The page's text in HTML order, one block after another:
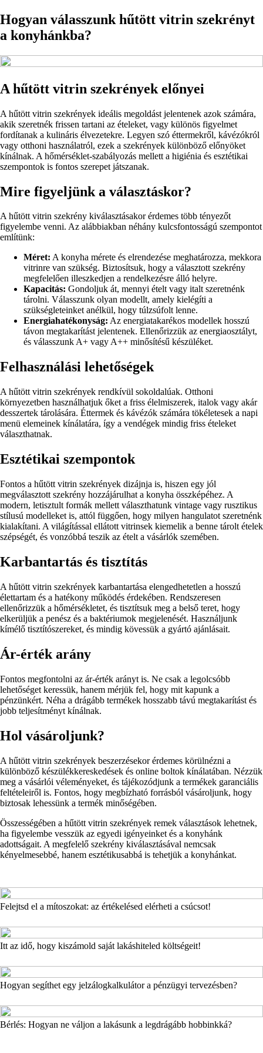
Hogyan válasszunk hűtött vitrin szekrényt
a konyhánkba?
A hűtött vitrin szekrények előnyei
A hűtött vitrin szekrények ideális megoldást jelentenek azok számára,
akik szeretnék frissen tartani az ételeket, vagy különös figyelmet
fordítanak a kulináris élvezetekre. Legyen szó éttermekről, kávézókról
vagy otthoni használatról, ezek a szekrények különböző előnyöket
kínálnak. A hőmérséklet-szabályozás mellett a higiénia és esztétikai
szempontok is fontos szerepet játszanak.
Mire figyeljünk a választáskor?
A hűtött vitrin szekrény kiválasztásakor érdemes több tényezőt
figyelembe venni. Az alábbiakban néhány kulcsfontosságú szempontot
említünk:
Méret: A konyha mérete és elrendezése meghatározza, mekkora
vitrinre van szükség. Biztosítsuk, hogy a választott szekrény
megfelelően illeszkedjen a rendelkezésre álló helyre.
Kapacitás: Gondoljuk át, mennyi ételt vagy italt szeretnénk
tárolni. Válasszunk olyan modellt, amely kielégíti a
szükségleteinket anélkül, hogy túlzsúfolt lenne.
Energiahatékonyság: Az energiatakarékos modellek hosszú
távon megtakarítást jelentenek. Ellenőrizzük az energiaosztályt,
és válasszunk A+ vagy A++ minősítésű készüléket.
Felhasználási lehetőségek
A hűtött vitrin szekrények rendkívül sokoldalúak. Otthoni
környezetben használhatjuk őket a friss élelmiszerek, italok vagy akár
desszertek tárolására. Éttermek és kávézók számára tökéletesek a napi
menü elemeinek kínálatára, így a vendégek mindig friss ételeket
választhatnak.
Esztétikai szempontok
Fontos a hűtött vitrin szekrények dizájnja is, hiszen egy jól
megválasztott szekrény hozzájárulhat a konyha összképéhez. A
modern, letisztult formák mellett választhatunk vintage vagy rusztikus
stílusú modelleket is, attól függően, hogy milyen hangulatot szeretnénk
kialakítani. A világítással ellátott vitrinsek kiemelik a benne tárolt ételek
szépségét, és vonzóbbá teszik az ételt a vásárlók szemében.
Karbantartás és tisztítás
A hűtött vitrin szekrények karbantartása elengedhetetlen a hosszú
élettartam és a hatékony működés érdekében. Rendszeresen
ellenőrizzük a hőmérsékletet, és tisztítsuk meg a belső teret, hogy
elkerüljük a penész és a baktériumok megjelenését. Használjunk
kímélő tisztítószereket, és mindig kövessük a gyártó ajánlásait.
Ár-érték arány
Fontos megfontolni az ár-érték arányt is. Ne csak a legolcsóbb
lehetőséget keressük, hanem mérjük fel, hogy mit kapunk a
pénzünkért. Néha a drágább termékek hosszabb távú megtakarítást és
jobb teljesítményt kínálnak.
Hol vásároljunk?
A hűtött vitrin szekrények beszerzésekor érdemes körülnézni a
különböző készülékkereskedések és online boltok kínálatában. Nézzük
meg a vásárlói véleményeket, és tájékozódjunk a termékek garanciális
feltételeiről is. Fontos, hogy megbízható forrásból vásároljunk, hogy
biztosak lehessünk a termék minőségében.
Összességében a hűtött vitrin szekrények remek választások lehetnek,
ha figyelembe vesszük az egyedi igényeinket és a konyhánk
adottságait. A megfelelő szekrény kiválasztásával nemcsak
kényelmesebbé, hanem esztétikusabbá is tehetjük a konyhánkat.
Felejtsd el a mítoszokat: az értékelésed elérheti a csúcsot!
Itt az idő, hogy kiszámold saját lakáshiteled költségeit!
Hogyan segíthet egy jelzálogkalkulátor a pénzügyi tervezésben?
Bérlés: Hogyan ne váljon a lakásunk a legdrágább hobbinkká?